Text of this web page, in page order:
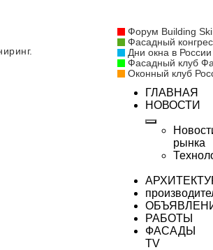
Форум Building
Фасадный
Дни окна в России
Фасадный клуб
Оконный клуб
ГЛАВНАЯ
НОВОСТИ
рынка
РАБОТЫ
ФАСАДЫ
TV